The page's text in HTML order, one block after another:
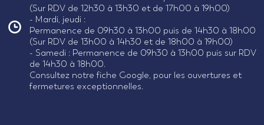
(Sur RDV de 12h30 à 13h30 et de 17h00 à 19h00)
- Mardi, jeudi :
Permanence de 09h30 à 13h00 puis de 14h30 à 18h00
(Sur RDV de 13h00 à 14h30 et de 18h00 à 19h00)
- Samedi : Permanence de 09h30 à 13h00 puis sur RDV
de 14h30 à 18h00.
Consultez notre fiche Google, pour les ouvertures et
fermetures exceptionnelles.